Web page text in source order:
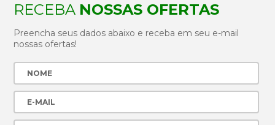
RECEBA NOSSAS OFERTAS
Preencha seus dados abaixo e receba em seu e-mail
nossas ofertas!